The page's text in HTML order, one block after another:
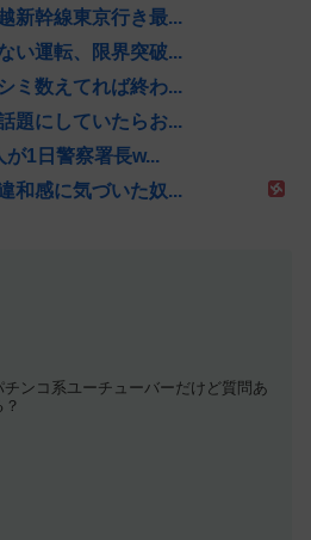
新幹線東京行き最...
い運転、限界突破...
ミ数えてれば終わ...
題にしていたらお...
が1日警察署長w...
和感に気づいた奴...
チンコ系ユーチューバーだけど質問あ
？